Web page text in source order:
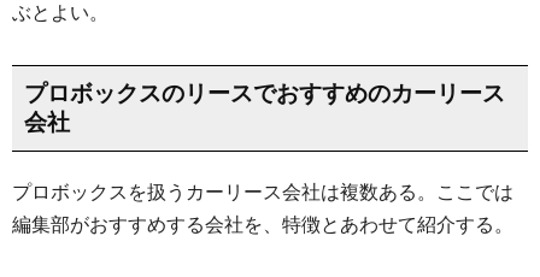
ぶとよい。
プロボックスのリースでおすすめのカーリース
会社
プロボックスを扱うカーリース会社は複数ある。ここでは
編集部がおすすめする会社を、特徴とあわせて紹介する。